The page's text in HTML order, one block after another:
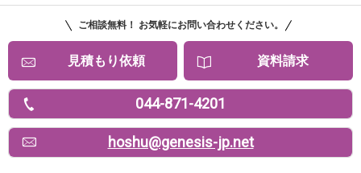
ご相談無料！ お気軽にお問い合わせください。
見積もり依頼 資料請求
044-871-4201
hoshu@genesis-jp.net